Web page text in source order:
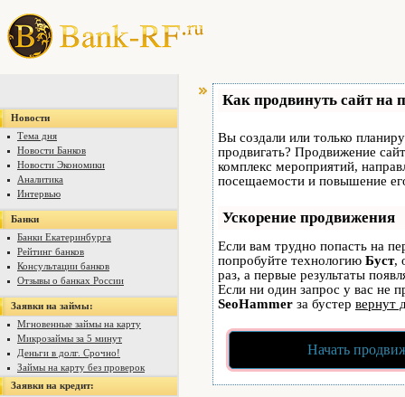
Новости
Тема дня
Новости Банков
Новости Экономики
Аналитика
Интервью
Банки
Банки Екатеринбурга
Рейтинг банков
Консультации банков
Отзывы о банках России
Заявки на займы:
Мгновенные займы на карту
Микрозаймы за 5 минут
Деньги в долг. Срочно!
Займы на карту без проверок
Заявки на кредит:
Как продвинуть сайт на
Вы создали или только
продвигать? Продвижение
комплекс мероприятий,
посещаемости и повышение
Ускорение продвижения
Если вам трудно попасть на
попробуйте технологию Буст,
раз, а первые результаты
Если ни один запрос у вас не
SeoHammer за бустер вернут
Начать